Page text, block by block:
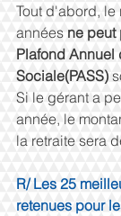
Tout d'abord,
années ne peut
Plafond Annuel
Sociale(PASS)
Si le gérant a
année, le
la retraite sera
R/ Les 25
retenues pour